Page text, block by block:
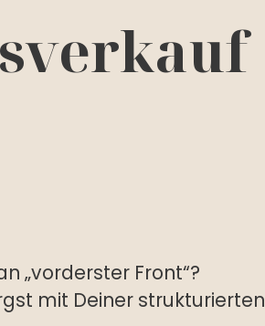
„vorderster Front“?
mit Deiner strukturierten